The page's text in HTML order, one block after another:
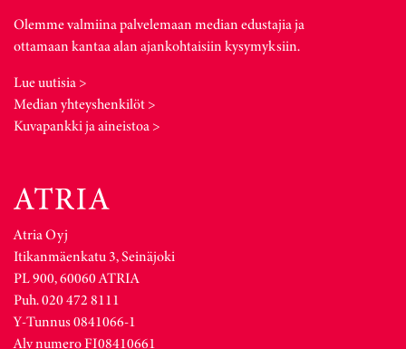
Olemme valmiina palvelemaan median edustajia ja
ottamaan kantaa alan ajankohtaisiin kysymyksiin.
Lue uutisia >
Median yhteyshenkilöt >
Kuvapankki ja aineistoa >
Atria Oyj
Itikanmäenkatu 3, Seinäjoki
PL 900, 60060 ATRIA
Puh. 020 472 8111
Y-Tunnus 0841066-1
Alv numero FI08410661